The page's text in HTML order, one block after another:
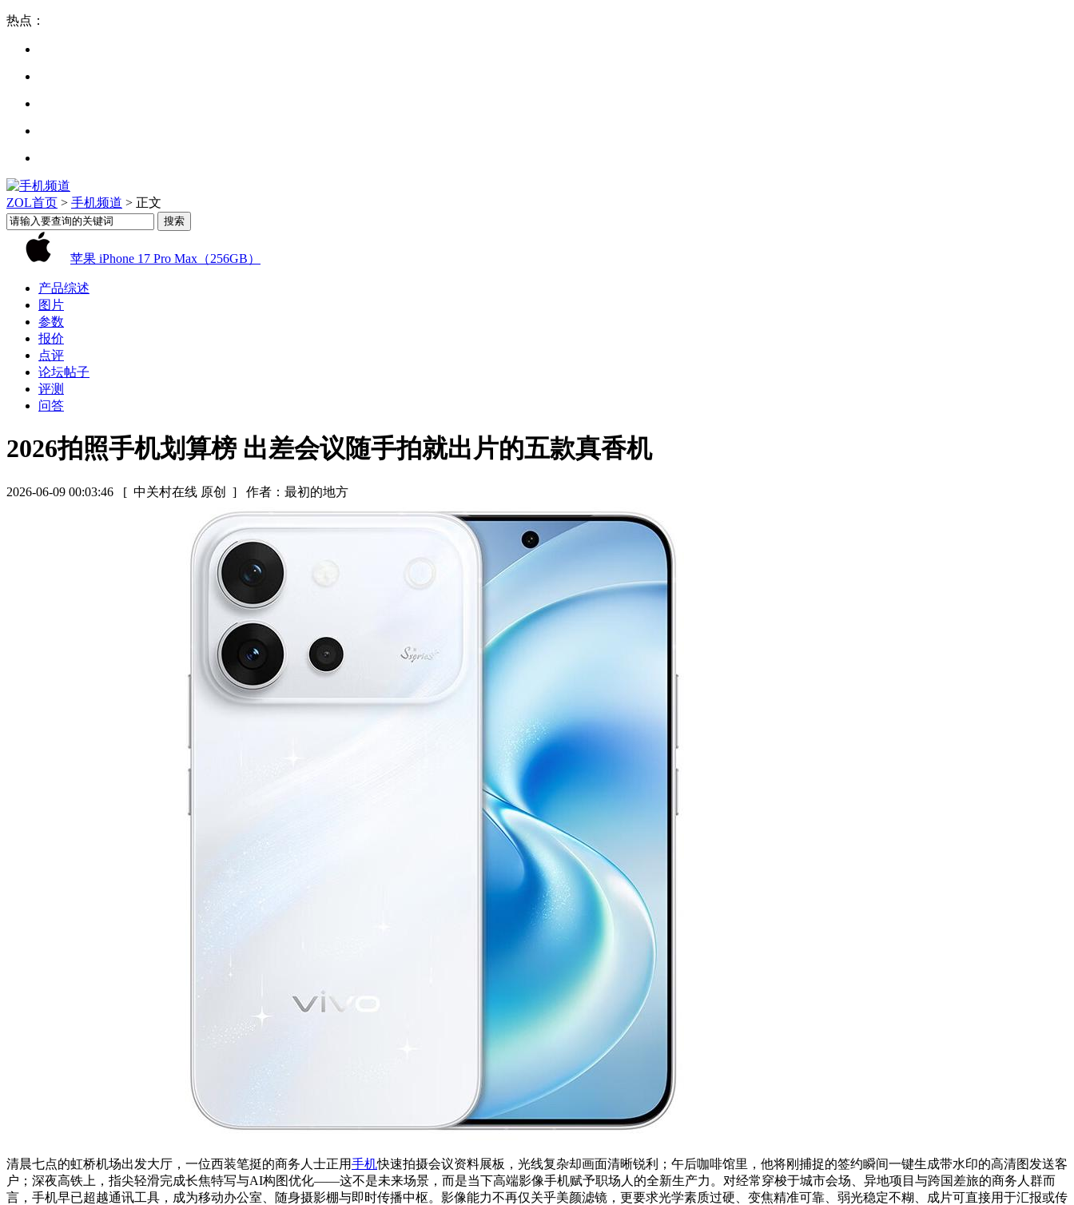
热点：
ZOL首页 > 手机频道 > 正文
苹果 iPhone 17 Pro Max（256GB）
产品综述
图片
参数
报价
点评
论坛帖子
评测
问答
2026拍照手机划算榜 出差会议随手拍就出片的五款真香机
2026-06-09 00:03:46 [ 中关村在线 原创 ] 作者：最初的地方
清晨七点的虹桥机场出发大厅，一位西装笔挺的商务人士正用手机快速拍摄会议资料展板，光线复杂却画面清晰锐利；午后咖啡馆里，他将刚捕捉的签约瞬间一键生成带水印的高清图发送客
户；深夜高铁上，指尖轻滑完成长焦特写与AI构图优化——这不是未来场景，而是当下高端影像手机赋予职场人的全新生产力。对经常穿梭于城市会场、异地项目与跨国差旅的商务人群而
言，手机早已超越通讯工具，成为移动办公室、随身摄影棚与即时传播中枢。影像能力不再仅关乎美颜滤镜，更要求光学素质过硬、变焦精准可靠、弱光稳定不糊、成片可直接用于汇报或传